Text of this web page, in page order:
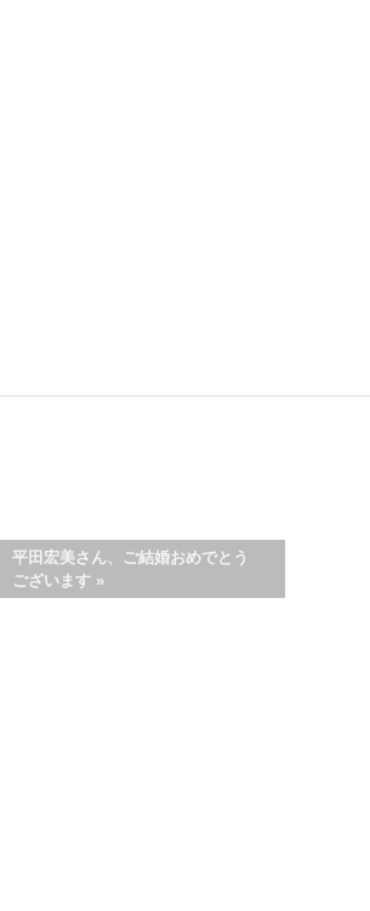
平田宏美さん、ご結婚おめでとう
ございます »